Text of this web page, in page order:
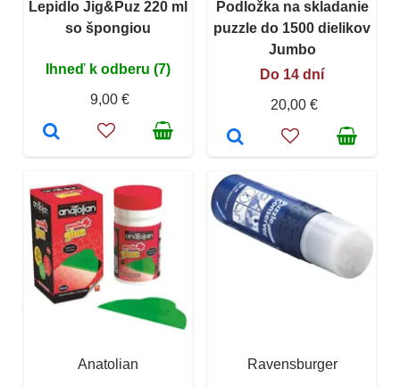
Lepidlo Jig&Puz 220 ml
so špongiou
Ihneď k odberu (7)
9,00 €
Podložka na skladanie
puzzle do 1500 dielikov
Jumbo
Do 14 dní
20,00 €
Anatolian Ravensburger